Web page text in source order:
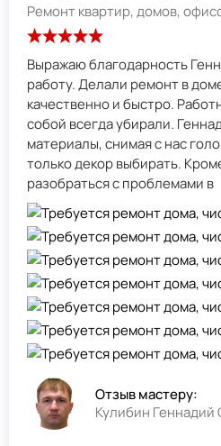
Ремонт квартир, домов,
Выражаю благодарность
работу. Делали ремонт в
качественно и быстро.
собой всегда убирали.
материалы, снимая с нас
только декор выбирать.
разобраться с проблемами в
Отзыв мастеру:
Кулибин Геннадий